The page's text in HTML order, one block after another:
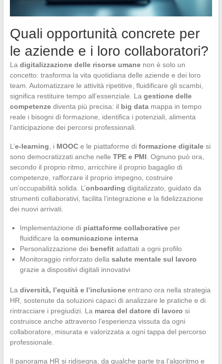
Quali opportunità concrete per
le aziende e i loro collaboratori?
La digitalizzazione delle risorse umanenon è solo un
concetto: trasforma la vita quotidiana delle aziende e dei loro
team. Automatizzare le attività ripetitive, fluidificare gli scambi,
significa restituire tempo all’essenziale. La gestione delle
competenzediventa più precisa: il big datamappa in tempo
reale i bisogni di formazione, identifica i potenziali, alimenta
l’anticipazione dei percorsi professionali.
L’e-learning , i MOOCe le piattaforme di formazione digitalesi
sono democratizzati anche nelle TPE e PMI . Ognuno può ora,
secondo il proprio ritmo, arricchire il proprio bagaglio di
competenze, rafforzare il proprio impegno, costruire
un’occupabilità solida. L’onboarding digitalizzato, guidato da
strumenti collaborativi, facilita l’integrazione e la fidelizzazione
dei nuovi arrivati.
Implementazione di piattaforme collaborativeper
fluidificare la comunicazione interna
Personalizzazione dei benefitadattati a ogni profilo
Monitoraggio rinforzato della salute mentale sul lavoro
grazie a dispositivi digitali innovativi
La diversità, l’equità e l’inclusioneentrano ora nella strategia
HR, sostenute da soluzioni capaci di analizzare le pratiche e di
rintracciare i pregiudizi. La marca del datore di lavoro si
costruisce anche attraverso l’esperienza vissuta da ogni
collaboratore, misurata e valorizzata a ogni tappa del percorso
professionale.
Il panorama HR si ridisegna, da qualche parte tra l’algoritmo e